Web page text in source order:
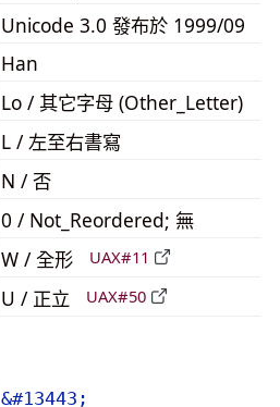
Unicode 3.0 發布於 1999/09
Han
Lo / 其它字母 (Other_Letter)
L / 左至右書寫
N / 否
0 / Not_Reordered; 無
W / 全形 UAX#11
U / 正立 UAX#50
&#13443;